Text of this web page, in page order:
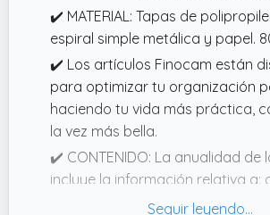
✔️ MATERIAL: Tapas de
espiral simple metálica y papel.
✔️ Los artículos Finocam están
para optimizar tu organización
haciendo tu vida más práctica,
la vez más bella.
✔️ CONTENIDO: La anualidad de
incluye la información relativa a:
festivos nacionales, cambios de